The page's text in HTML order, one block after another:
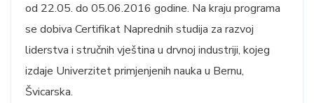
od 22.05. do 05.06.2016 godine. Na kraju programa
se dobiva Certifikat Naprednih studija za razvoj
liderstva i stručnih vještina u drvnoj industriji, kojeg
izdaje Univerzitet primjenjenih nauka u Bernu,
Švicarska.